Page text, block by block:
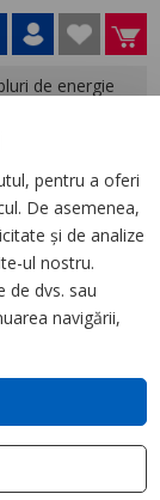
de energie
pentru a oferi
De asemenea,
și de analize
ul nostru.
de dvs. sau
navigării,